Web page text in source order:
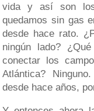
vida y así son
quedamos sin gas
desde hace rato.
ningún lado?
conectar los
Atlántica?
desde hace años,